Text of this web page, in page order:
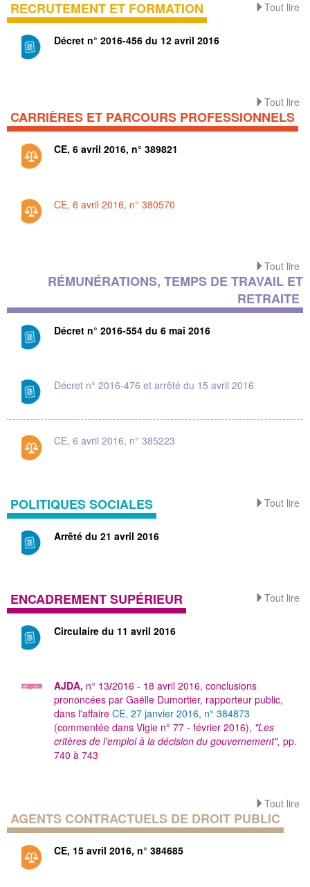
Tout lire
RECRUTEMENT ET FORMATION
Décret n° 2016-456 du 12 avril 2016
Tout lire
CARRIÈRES ET PARCOURS PROFESSIONNELS
CE, 6 avril 2016, n° 389821
CE, 6 avril 2016, n° 380570
Tout lire
RÉMUNÉRATIONS, TEMPS DE TRAVAIL ET
RETRAITE
Décret n° 2016-554 du 6 mai 2016
Décret n° 2016-476 et arrêté du 15 avril 2016
CE, 6 avril 2016, n° 385223
Tout lire
POLITIQUES SOCIALES
Arrêté du 21 avril 2016
Tout lire
ENCADREMENT SUPÉRIEUR
Circulaire du 11 avril 2016
AJDA, n° 13/2016 - 18 avril 2016, conclusions
prononcées par Gaëlle Dumortier, rapporteur public,
dans l'affaire CE, 27 janvier 2016, n° 384873
(commentée dans Vigie n° 77 - février 2016), "Les
critères de l'emploi à la décision du gouvernement", pp.
740 à 743
Tout lire
AGENTS CONTRACTUELS DE DROIT PUBLIC
CE, 15 avril 2016, n° 384685